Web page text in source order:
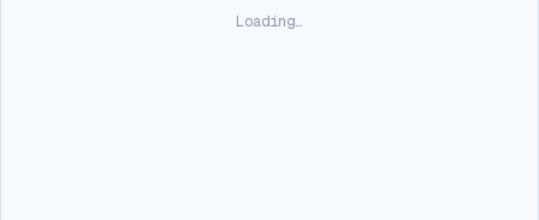
Loading…